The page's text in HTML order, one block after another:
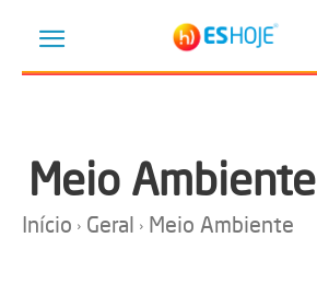
Meio Ambiente
Início Geral Meio Ambiente